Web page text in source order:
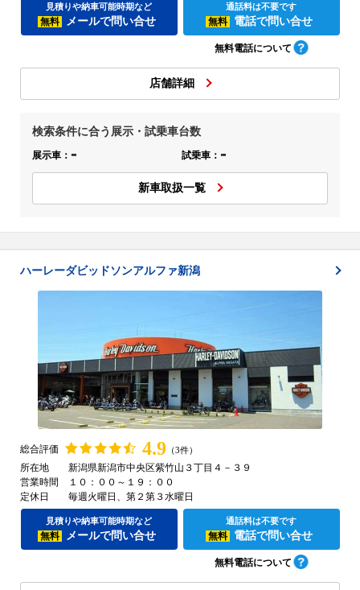
見積りや納車可能時期など
無料 メールで問い合せ
通話料は不要です
無料 電話で問い合せ
無料電話について
店舗詳細
検索条件に合う展示・試乗車台数
展示車： - 試乗車： -
新車取扱一覧
ハーレーダビッドソンアルファ新潟
総合評価 4.9 （3件）
所在地
新潟県新潟市中央区紫竹山３丁目４－３９
営業時間
１０：００～１９：００
定休日
毎週火曜日、第２第３水曜日
見積りや納車可能時期など
無料 メールで問い合せ
通話料は不要です
無料 電話で問い合せ
無料電話について